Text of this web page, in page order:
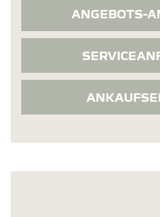
ANGEBOTS-